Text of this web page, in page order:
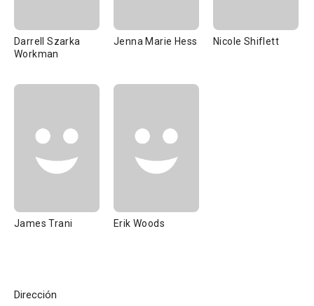
Darrell Szarka
Workman
Jenna Marie Hess Nicole Shiflett
James Trani Erik Woods
Dirección